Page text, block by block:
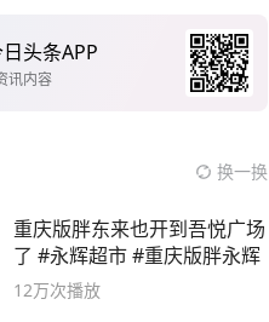
头条APP
讯内容
换一换
重庆版胖东来也开到吾悦广场
了 #永辉超市 #重庆版胖永辉
12万次播放